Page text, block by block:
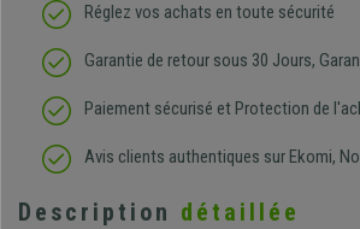
Réglez vos achats en toute sécurité
Garantie de retour sous 30 Jours,
Paiement sécurisé et Protection de
Avis clients authentiques sur Ekomi,
Description détaillée